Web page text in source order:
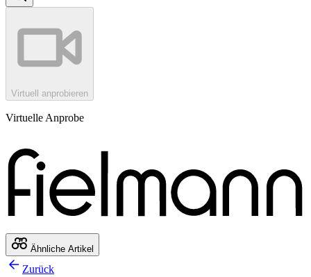
Virtuell anprobieren
Virtuelle Anprobe
Ähnliche Artikel
Zurück